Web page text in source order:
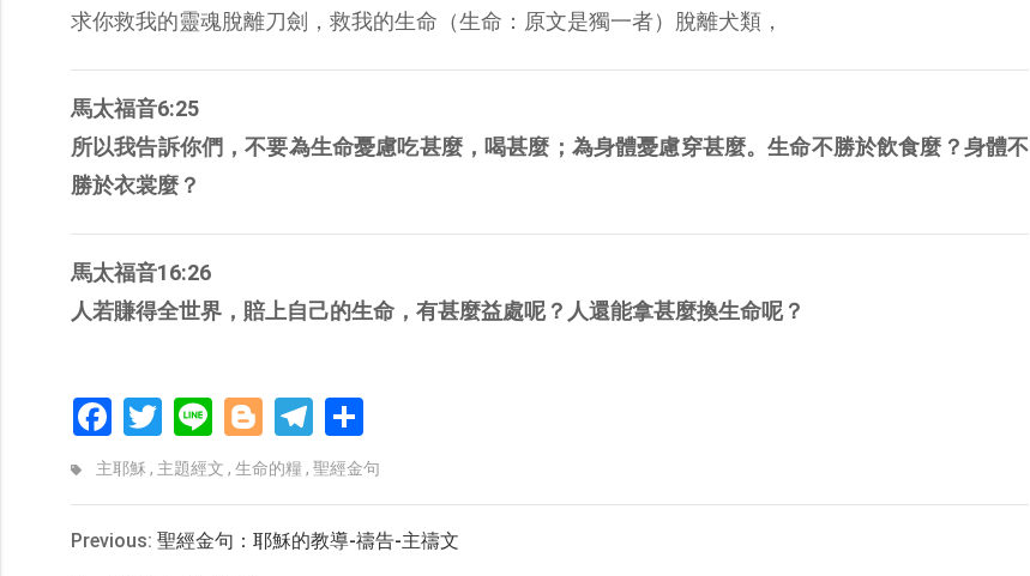
求你救我的靈魂脫離刀劍，救我的生命（生命：原文是獨一者）脫離犬類，
馬太福音6:25
所以我告訴你們，不要為生命憂慮吃甚麼，喝甚麼；為身體憂慮穿甚麼。生命不勝於飲食麼？身體不
勝於衣裳麼？
馬太福音16:26
人若賺得全世界，賠上自己的生命，有甚麼益處呢？人還能拿甚麼換生命呢？
FacebookTwitterLine BloggerTelegram
主耶穌 , 主題經文 , 生命的糧 , 聖經金句
Previous: 聖經金句：耶穌的教導-禱告-主禱文